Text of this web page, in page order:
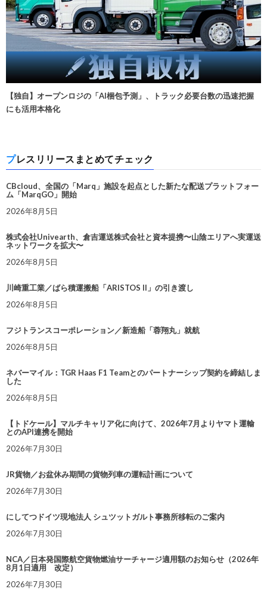
【独自】オープンロジの「AI梱包予測」、トラック必要台数の迅速把握
にも活用本格化
プレスリリースまとめてチェック
CBcloud、全国の「Marq」施設を起点とした新たな配送プラットフォー
ム「MarqGO」開始
2026年8月5日
株式会社Univearth、倉吉運送株式会社と資本提携〜山陰エリアへ実運送
ネットワークを拡大〜
2026年8月5日
川崎重工業／ばら積運搬船「ARISTOS II」の引き渡し
2026年8月5日
フジトランスコーポレーション／新造船「蓉翔丸」就航
2026年8月5日
ネバーマイル：TGR Haas F1 Teamとのパートナーシップ契約を締結しま
した
2026年8月5日
【トドケール】マルチキャリア化に向けて、2026年7月よりヤマト運輸
とのAPI連携を開始
2026年7月30日
JR貨物／お盆休み期間の貨物列車の運転計画について
2026年7月30日
にしてつドイツ現地法人 シュツットガルト事務所移転のご案内
2026年7月30日
NCA／日本発国際航空貨物燃油サーチャージ適用額のお知らせ（2026年
8月1日適用 改定）
2026年7月30日